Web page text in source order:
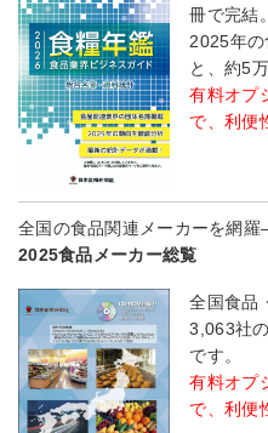
冊で完結。
2025年の
と、約5
有料オプ
で、利便
全国の食品関連メーカーを網
2025食品メーカー総覧
全国食品
3,063社
です。
有料オプ
で、利便